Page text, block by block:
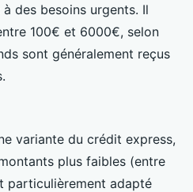
des besoins urgents. Il
100€ et 6000€, selon
sont généralement reçus
variante du crédit express,
plus faibles (entre
particulièrement adapté